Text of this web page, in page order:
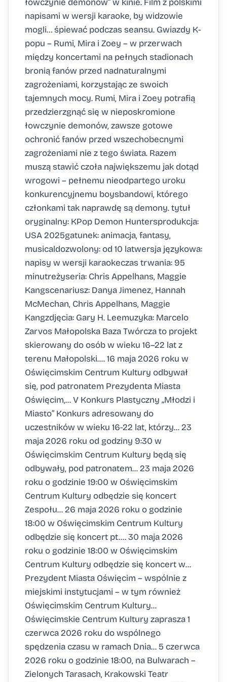
łowczynie demonów” w kinie. Film z polskimi
napisami w wersji karaoke, by widzowie
mogli… śpiewać podczas seansu. Gwiazdy K-
popu – Rumi, Mira i Zoey – w przerwach
między koncertami na pełnych stadionach
bronią fanów przed nadnaturalnymi
zagrożeniami, korzystając ze swoich
tajemnych mocy. Rumi, Mira i Zoey potrafią
przedzierzgnąć się w nieposkromione
łowczynie demonów, zawsze gotowe
ochronić fanów przed wszechobecnymi
zagrożeniami nie z tego świata. Razem
muszą stawić czoła największemu jak dotąd
wrogowi – pełnemu nieodpartego uroku
konkurencyjnemu boysbandowi, którego
członkami tak naprawdę są demony. tytuł
oryginalny: KPop Demon Huntersprodukcja:
USA 2025gatunek: animacja, fantasy,
musicaldozwolony: od 10 latwersja językowa:
napisy w wersji karaokeczas trwania: 95
minutreżyseria: Chris Appelhans, Maggie
Kangscenariusz: Danya Jimenez, Hannah
McMechan, Chris Appelhans, Maggie
Kangzdjęcia: Gary H. Leemuzyka: Marcelo
Zarvos Małopolska Baza Twórcza to projekt
skierowany do osób w wieku 16–22 lat z
terenu Małopolski.... 16 maja 2026 roku w
Oświęcimskim Centrum Kultury odbywał
się, pod patronatem Prezydenta Miasta
Oświęcim,... V Konkurs Plastyczny „Młodzi i
Miasto” Konkurs adresowany do
uczestników w wieku 16-22 lat, którzy... 23
maja 2026 roku od godziny 9:30 w
Oświęcimskim Centrum Kultury będą się
odbywały, pod patronatem... 23 maja 2026
roku o godzinie 19:00 w Oświęcimskim
Centrum Kultury odbędzie się koncert
Zespołu... 26 maja 2026 roku o godzinie
18:00 w Oświęcimskim Centrum Kultury
odbędzie się koncert pt.... 30 maja 2026
roku o godzinie 18:00 w Oświęcimskim
Centrum Kultury odbędzie się koncert w...
Prezydent Miasta Oświęcim – wspólnie z
miejskimi instytucjami – w tym również
Oświęcimskim Centrum Kultury...
Oświęcimskie Centrum Kultury zaprasza 1
czerwca 2026 roku do wspólnego
spędzenia czasu w ramach Dnia... 5 czerwca
2026 roku o godzinie 18:00, na Bulwarach –
Zielonych Tarasach, Krakowski Teatr